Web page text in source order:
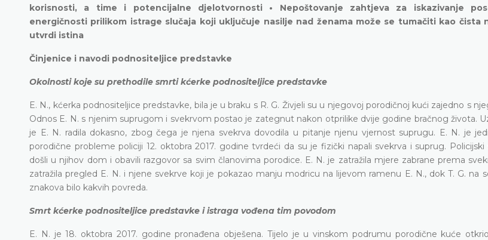
korisnosti, a time i potencijalne djelotvornosti • Nepoštovanje zahtjeva za iskazivanje
energičnosti prilikom istrage slučaja koji uključuje nasilje nad ženama može se tumačiti kao čista
utvrdi istina
Činjenice i navodi podnositeljice predstavke
Okolnosti koje su prethodile smrti kćerke podnositeljice predstavke
E. N., kćerka podnositeljice predstavke, bila je u braku s R. G. Živjeli su u njegovoj porodičnoj kući zajedno s
Odnos E. N. s njenim suprugom i svekrvom postao je zategnut nakon otprilike dvije godine bračnog života.
je E. N. radila dokasno, zbog čega je njena svekrva dovodila u pitanje njenu vjernost suprugu. E. N. je
porodične probleme policiji 12. oktobra 2017. godine tvrdeći da su je fizički napali svekrva i suprug.
došli u njihov dom i obavili razgovor sa svim članovima porodice. E. N. je zatražila mjere zabrane prema
zatražila pregled E. N. i njene svekrve koji je pokazao manju modricu na lijevom ramenu E. N., dok T. G. na
znakova bilo kakvih povreda.
Smrt kćerke podnositeljice predstavke i istraga vođena tim povodom
E. N. je 18. oktobra 2017. godine pronađena obješena. Tijelo je u vinskom podrumu porodične kuće